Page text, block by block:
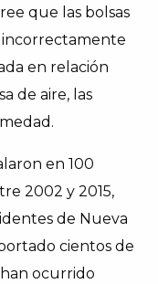
que las bolsas
incorrectamente
en relación
de aire, las
en 100
2002 y 2015,
de Nueva
cientos de
han ocurrido